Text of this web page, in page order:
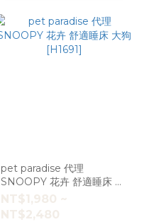
pet paradise 代理
SNOOPY 花卉 舒適睡床 大
狗[H1691]
NT$1,980 ~
NT$2,480